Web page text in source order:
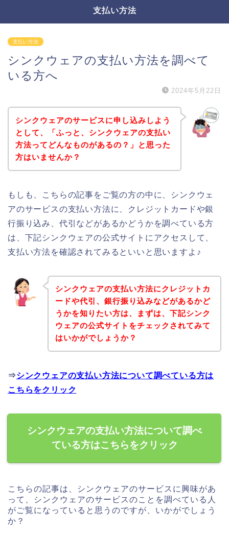
支払い方法
支払い方法
シンクウェアの支払い方法を調べて
いる方へ
2024年5月22日
シンクウェアのサービスに申し込みしよう
として、「ふっと、シンクウェアの支払い
方法ってどんなものがあるの？」と思った
方はいませんか？
もしも、こちらの記事をご覧の方の中に、シンクウェ
アのサービスの支払い方法に、クレジットカードや銀
行振り込み、代引などがあるかどうかを調べている方
は、下記シンクウェアの公式サイトにアクセスして、
支払い方法を確認されてみるといいと思いますよ♪
シンクウェアの支払い方法にクレジットカ
ードや代引、銀行振り込みなどがあるかど
うかを知りたい方は、まずは、下記シンク
ウェアの公式サイトをチェックされてみて
はいかがでしょうか？
⇒シンクウェアの支払い方法について調べている方は
こちらをクリック
シンクウェアの支払い方法について調べ
ている方はこちらをクリック
こちらの記事は、シンクウェアのサービスに興味があ
って、シンクウェアのサービスのことを調べている人
がご覧になっていると思うのですが、いかがでしょう
か？